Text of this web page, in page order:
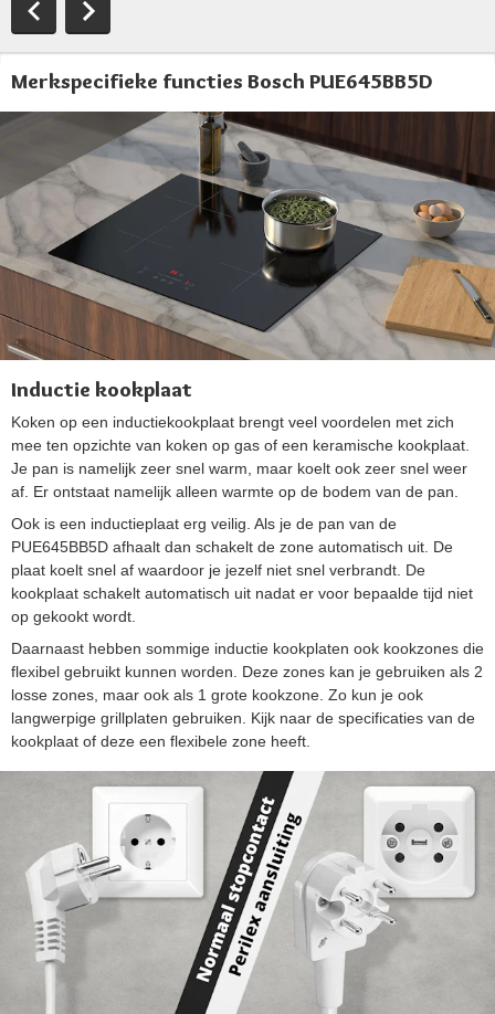
Merkspecifieke functies Bosch PUE645BB5D
Inductie kookplaat
Koken op een inductiekookplaat brengt veel voordelen met zich
mee ten opzichte van koken op gas of een keramische kookplaat.
Je pan is namelijk zeer snel warm, maar koelt ook zeer snel weer
af. Er ontstaat namelijk alleen warmte op de bodem van de pan.
Ook is een inductieplaat erg veilig. Als je de pan van de
PUE645BB5D afhaalt dan schakelt de zone automatisch uit. De
plaat koelt snel af waardoor je jezelf niet snel verbrandt. De
kookplaat schakelt automatisch uit nadat er voor bepaalde tijd niet
op gekookt wordt.
Daarnaast hebben sommige inductie kookplaten ook kookzones die
flexibel gebruikt kunnen worden. Deze zones kan je gebruiken als 2
losse zones, maar ook als 1 grote kookzone. Zo kun je ook
langwerpige grillplaten gebruiken. Kijk naar de specificaties van de
kookplaat of deze een flexibele zone heeft.